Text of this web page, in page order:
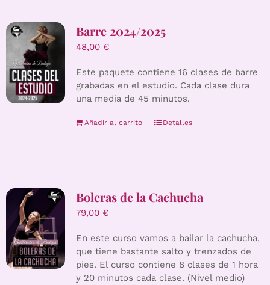
Barre 2024/2025
48,00 €
Este paquete contiene 16 clases de barre
grabadas en el estudio. Cada clase dura
una media de 45 minutos.
Añadir al carrito Detalles
Boleras de la Cachucha
79,00 €
En este curso vamos a bailar la cachucha,
que tiene bastante salto y trenzados de
pies. El curso contiene 8 clases de 1 hora
y 20 minutos cada clase. (Nivel medio)